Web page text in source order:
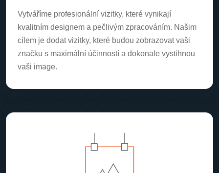
Vytváříme profesionální vizitky, které vynikají
kvalitním designem a pečlivým zpracováním. Našim
cílem je dodat vizitky, které budou zobrazovat vaši
značku s maximální účinností a dokonale vystihnou
vaši image.